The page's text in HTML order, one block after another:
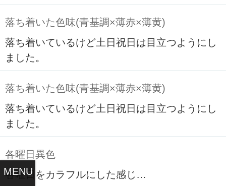
MENU
落ち着いた色味(青基調×薄赤×薄黄)
落ち着いているけど土日祝日は目立つようにし
ました。
落ち着いた色味(青基調×薄赤×薄黄)
落ち着いているけど土日祝日は目立つようにし
ました。
各曜日異色
各曜日をカラフルにした感じ…